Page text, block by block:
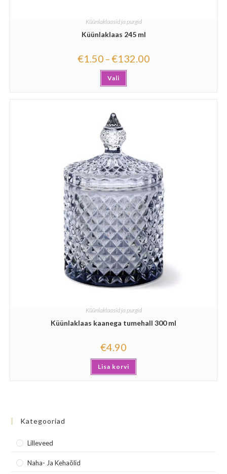
Küünlaklaasid ja purgid
Küünlaklaas 245 ml
€1.50 –€132.00
Vali
Küünlaklaasid ja purgid
Küünlaklaas kaanega tumehall 300 ml
€4.90
Lisa korvi
Kategooriad
Lilleveed
Naha- Ja Kehaõlid